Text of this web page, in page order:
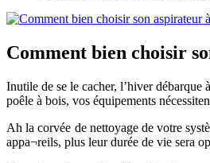
Comment bien choisir
Inutile de se le cacher, l’hiver débarque
poêle à bois, vos équipements
Ah la corvée de nettoyage de votre
appa¬reils, plus leur durée de vie sera